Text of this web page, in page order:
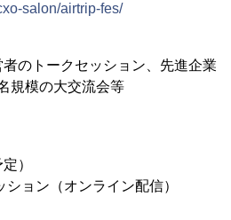
salon/airtrip-fes/
のトークセッション、先進企業
規模の大交流会等
）
ョン（オンライン配信）